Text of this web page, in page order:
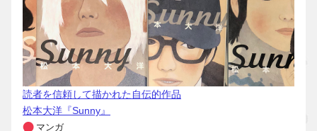
読者を信頼して描かれた自伝的作品
松本大洋『Sunny』
マンガ